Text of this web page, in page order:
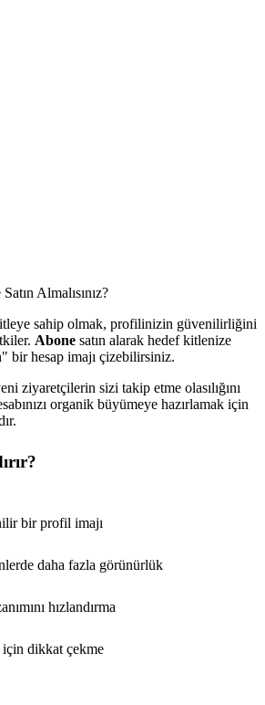
Satın Almalısınız?
sahip olmak, profilinizin güvenilirliğini
Abone satın alarak hedef kitlenize
bir hesap imajı çizebilirsiniz.
ziyaretçilerin sizi takip etme olasılığını
organik büyümeye hazırlamak için
bir profil imajı
daha fazla görünürlük
hızlandırma
dikkat çekme